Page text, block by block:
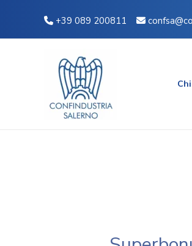
contenuto
+39 089 200811
articoli